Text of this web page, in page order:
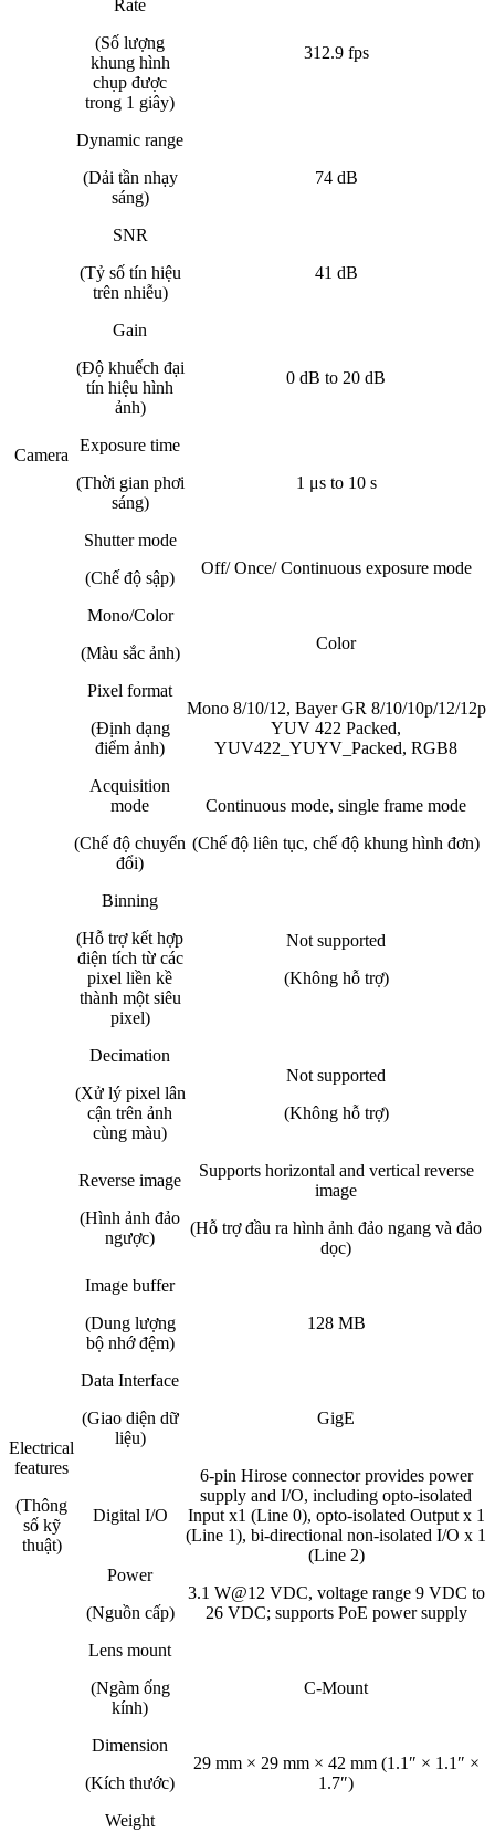
Camera
Rate
(Số lượng
khung hình
chụp được
trong 1 giây)
312.9 fps
Dynamic range
(Dải tần nhạy
sáng)
74 dB
SNR
(Tỷ số tín hiệu
trên nhiễu)
41 dB
Gain
(Độ khuếch đại
tín hiệu hình
ảnh)
0 dB to 20 dB
Exposure time
(Thời gian phơi
sáng)
1 μs to 10 s
Shutter mode
(Chế độ sập)
Off/ Once/ Continuous exposure mode
Mono/Color
(Màu sắc ảnh)
Color
Pixel format
(Định dạng
điểm ảnh)
Mono 8/10/12, Bayer GR 8/10/10p/12/12p
YUV 422 Packed,
YUV422_YUYV_Packed, RGB8
Acquisition
mode
(Chế độ chuyển
đổi)
Continuous mode, single frame mode
(Chế độ liên tục, chế độ khung hình đơn)
Binning
(Hỗ trợ kết hợp
điện tích từ các
pixel liền kề
thành một siêu
pixel)
Not supported
(Không hỗ trợ)
Decimation
(Xử lý pixel lân
cận trên ảnh
cùng màu)
Not supported
(Không hỗ trợ)
Reverse image
(Hình ảnh đảo
ngược)
Supports horizontal and vertical reverse
image
(Hỗ trợ đầu ra hình ảnh đảo ngang và đảo
dọc)
Image buffer
(Dung lượng
bộ nhớ đệm)
128 MB
Electrical
features
(Thông
số kỹ
thuật)
Data Interface
(Giao diện dữ
liệu)
GigE
Digital I/O
6-pin Hirose connector provides power
supply and I/O, including opto-isolated
Input x1 (Line 0), opto-isolated Output x 1
(Line 1), bi-directional non-isolated I/O x 1
(Line 2)
Power
(Nguồn cấp)
3.1 W@12 VDC, voltage range 9 VDC to
26 VDC; supports PoE power supply
Lens mount
(Ngàm ống
kính)
C-Mount
Dimension
(Kích thước)
29 mm × 29 mm × 42 mm (1.1″ × 1.1″ ×
1.7″)
Weight